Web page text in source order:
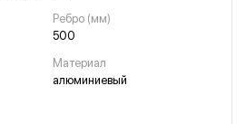
Ребро (мм)
500
Материал
алюминиевый